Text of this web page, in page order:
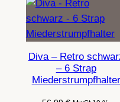
sortiert
Diva – Retro
– 6 Strap
Miederstrumpfhalter